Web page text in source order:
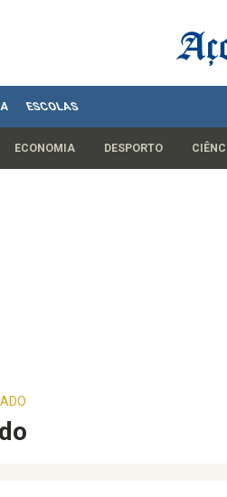
ESCOLAS
ECONOMIA DESPORTO